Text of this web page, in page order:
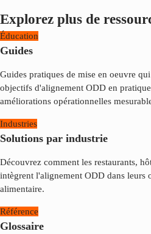
Explorez plus de
Éducation
Guides
Guides pratiques de mise en oeuvre
objectifs d'alignement ODD en
améliorations opérationnelles
Industries
Solutions par industrie
Découvrez comment les restaurants,
intègrent l'alignement ODD dans leurs
alimentaire.
Référence
Glossaire